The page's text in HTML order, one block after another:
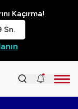
Kaçırma!
Sn.